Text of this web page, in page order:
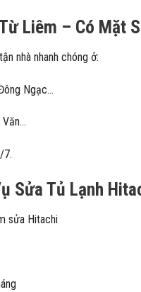
Liêm – Có Mặt
nhà nhanh chóng ở:
Ngạc…
Văn…
7.
Sửa Tủ Lạnh
sửa Hitachi